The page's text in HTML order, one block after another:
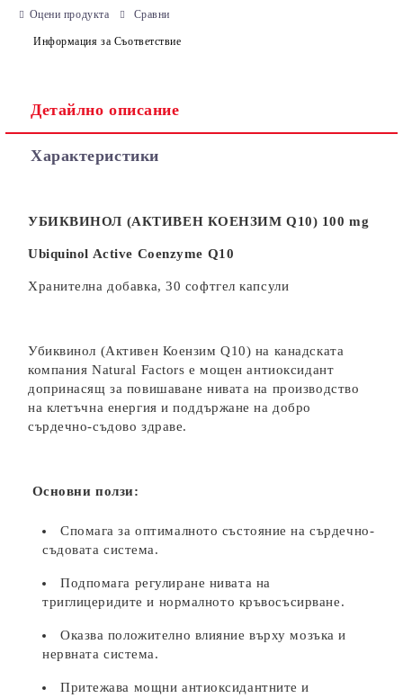
Оцени продукта Сравни
Информация за Съответствие
Детайлно описание
Характеристики
УБИКВИНОЛ (АКТИВЕН КОЕНЗИМ Q10) 100 mg
Ubiquinol Active Coenzyme Q10
Хранителна добавка, 30 софтгел капсули
Убиквинол (Активен Коензим Q10) на канадската
компания Natural Factors е мощен антиоксидант
допринасящ за повишаване нивата на производство
на клетъчна енергия и поддържане на добро
сърдечно-съдово здраве.
Основни ползи:
Спомага за оптималното състояние на сърдечно-
съдовата система.
Подпомага регулиране нивата на
триглицеридите и нормалното кръвосъсирване.
Оказва положително влияние върху мозъка и
нервната система.
Притежава мощни антиоксидантните и